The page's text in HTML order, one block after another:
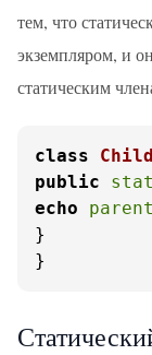
тем, что
экземпляром, и
статическим
class Child
public
echo
parent
}
}